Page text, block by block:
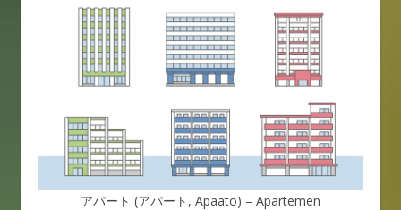
アパート (アパート, Apaato) – Apartemen